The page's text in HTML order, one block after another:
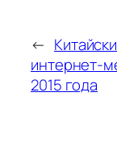
←
интернет-
2015 года